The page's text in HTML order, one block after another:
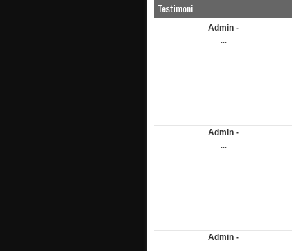
Testimoni
Admin -
...
Admin -
...
Admin -